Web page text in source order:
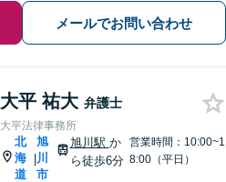
メールでお問い合わせ
大平 祐大 弁護士
大平法律事務所
北
海
道
|
旭
川
市
旭川駅 か
ら徒歩6分
営業時間：10:00~1
8:00（平日）